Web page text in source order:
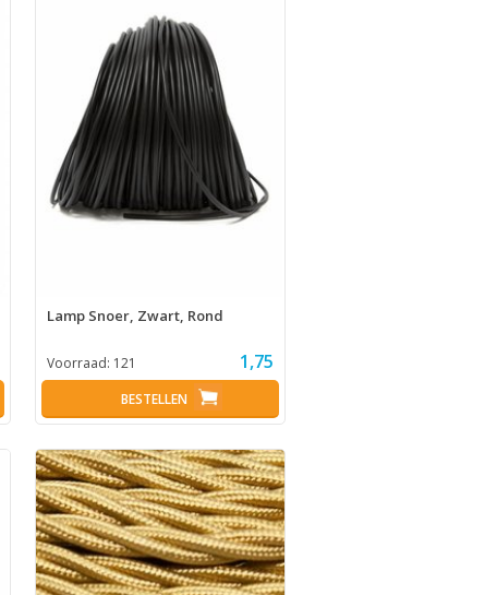
Lamp Snoer, Zwart, Rond
Voorraad: 121 1,75
BESTELLEN